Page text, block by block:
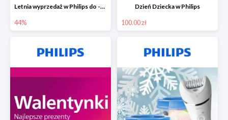
Letnia wyprzedaż w Philips do -44%
44%
Dzień Dziecka w Philips
100.00 zł